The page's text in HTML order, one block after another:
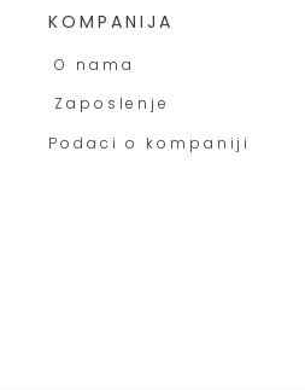
KOMPANIJA
O nama
Zaposlenje
Podaci o kompaniji